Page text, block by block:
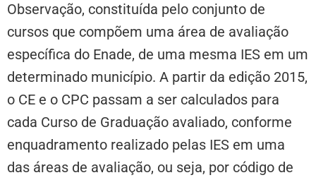
Observação, constituída pelo conjunto de
cursos que compõem uma área de avaliação
específica do Enade, de uma mesma IES em um
determinado município. A partir da edição 2015,
o CE e o CPC passam a ser calculados para
cada Curso de Graduação avaliado, conforme
enquadramento realizado pelas IES em uma
das áreas de avaliação, ou seja, por código de